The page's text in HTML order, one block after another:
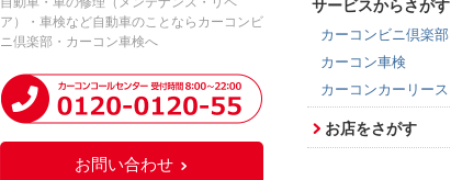
ア）・車検など自動車のことならカーコンビ
ニ倶楽部・カーコン車検へ
お問い合わせ
サービスからさがす
カーコンビニ倶楽部
カーコン車検
カーコンカーリース
お店をさがす